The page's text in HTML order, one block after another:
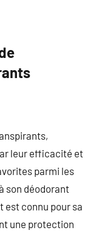
leur efficacité et
parmi les
son déodorant
est connu pour sa
une protection